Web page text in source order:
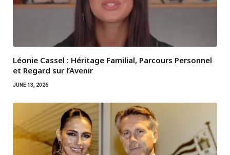
Léonie Cassel : Héritage Familial, Parcours Personnel
et Regard sur l’Avenir
JUNE 13, 2026